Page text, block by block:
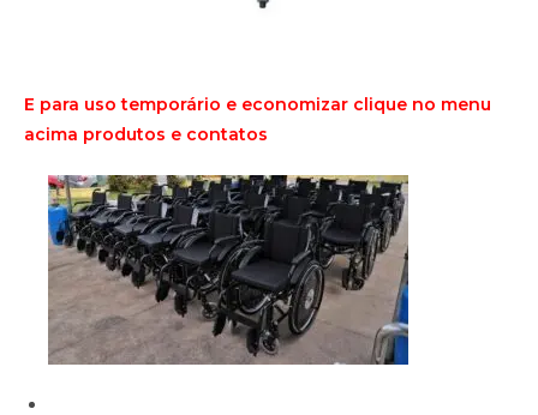
E para uso temporário e economizar clique no menu
acima produtos e contatos